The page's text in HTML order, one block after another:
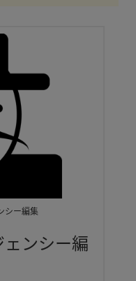
シー編集
ェンシー編